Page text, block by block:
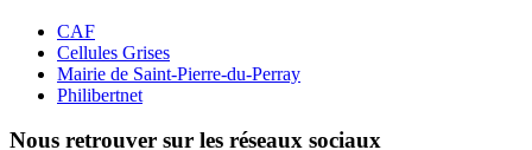
CAF
Cellules Grises
Mairie de Saint-Pierre-du-Perray
Philibertnet
Nous retrouver sur les réseaux sociaux